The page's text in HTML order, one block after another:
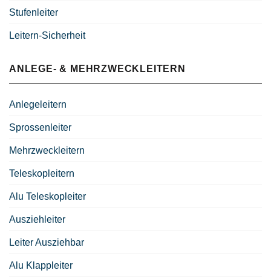
Stufenleiter
Leitern-Sicherheit
ANLEGE- & MEHRZWECKLEITERN
Anlegeleitern
Sprossenleiter
Mehrzweckleitern
Teleskopleitern
Alu Teleskopleiter
Ausziehleiter
Leiter Ausziehbar
Alu Klappleiter